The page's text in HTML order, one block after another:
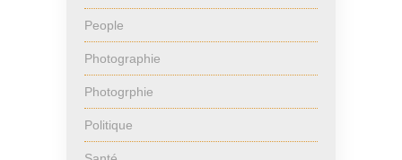
People
Photographie
Photogrphie
Politique